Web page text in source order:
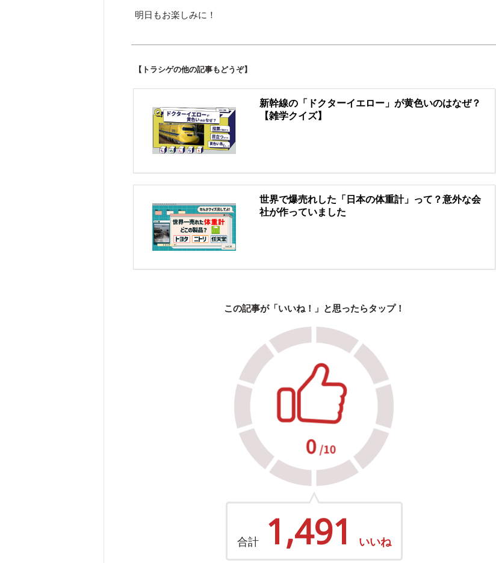
明日もお楽しみに！
【トラシゲの他の記事もどうぞ】
新幹線の「ドクターイエロー」が黄色いのはなぜ？
【雑学クイズ】
世界で爆売れした「日本の体重計」って？意外な会
社が作っていました
この記事が「いいね！」と思ったらタップ！
合計 1,491 いいね